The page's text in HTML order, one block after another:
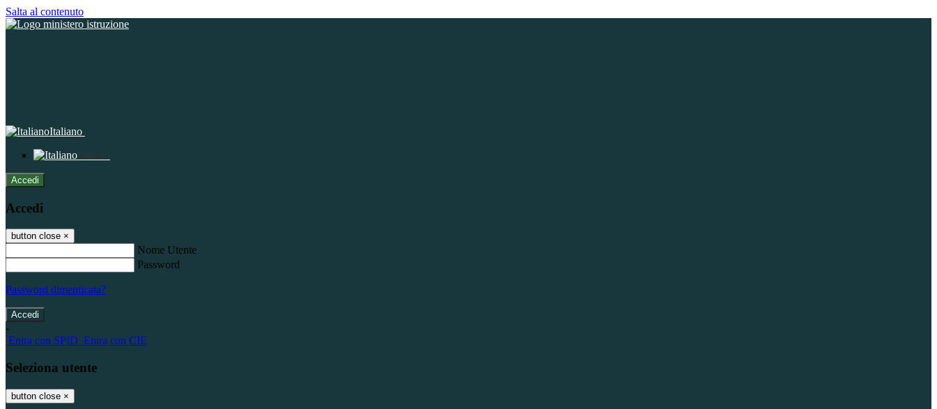
Salta al contenuto
Italiano
Italiano
Accedi
Accedi
button close ×
Nome Utente
Password
Password dimenticata?
-
Entra con SPID Entra con CIE
Seleziona utente
button close ×